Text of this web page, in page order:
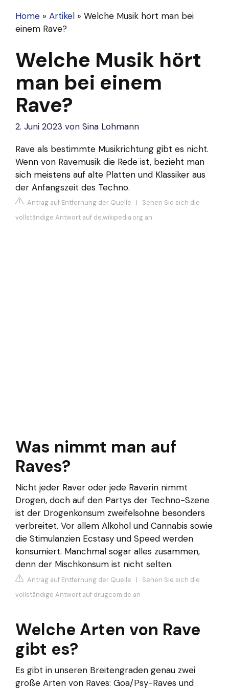
Home » Artikel » Welche Musik hört man bei
einem Rave?
Welche Musik hört
man bei einem
Rave?
2. Juni 2023 von Sina Lohmann
Rave als bestimmte Musikrichtung gibt es nicht.
Wenn von Ravemusik die Rede ist, bezieht man
sich meistens auf alte Platten und Klassiker aus
der Anfangszeit des Techno.
Antrag auf Entfernung der Quelle | Sehen Sie sich die
vollständige Antwort auf de.wikipedia.org an
Was nimmt man auf
Raves?
Nicht jeder Raver oder jede Raverin nimmt
Drogen, doch auf den Partys der Techno-Szene
ist der Drogenkonsum zweifelsohne besonders
verbreitet. Vor allem Alkohol und Cannabis sowie
die Stimulanzien Ecstasy und Speed werden
konsumiert. Manchmal sogar alles zusammen,
denn der Mischkonsum ist nicht selten.
Antrag auf Entfernung der Quelle | Sehen Sie sich die
vollständige Antwort auf drugcom.de an
Welche Arten von Rave
gibt es?
Es gibt in unseren Breitengraden genau zwei
große Arten von Raves: Goa/Psy-Raves und